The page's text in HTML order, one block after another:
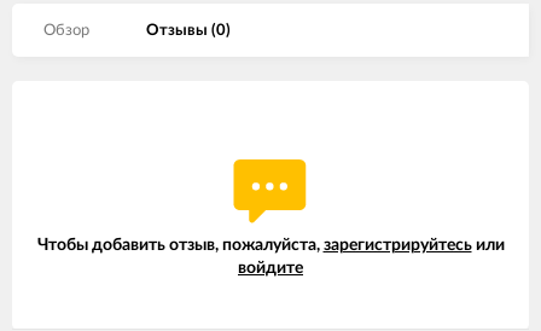
Обзор Отзывы (0)
Чтобы добавить отзыв, пожалуйста, зарегистрируйтесьили
войдите